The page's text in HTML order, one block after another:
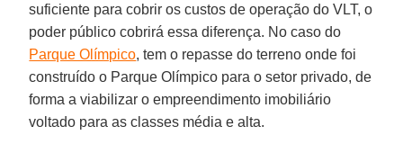
suficiente para cobrir os custos de operação do VLT, o
poder público cobrirá essa diferença. No caso do
Parque Olímpico, tem o repasse do terreno onde foi
construído o Parque Olímpico para o setor privado, de
forma a viabilizar o empreendimento imobiliário
voltado para as classes média e alta.